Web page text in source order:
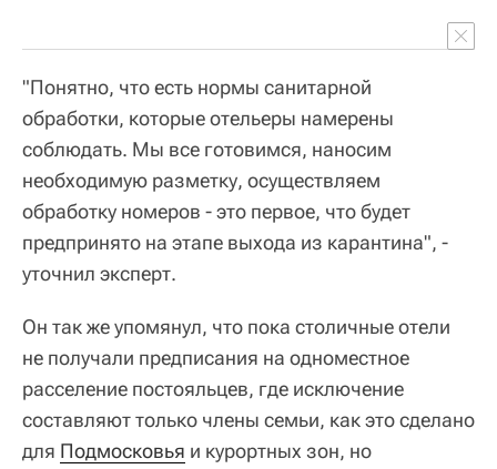
"Понятно, что есть нормы санитарной
обработки, которые отельеры намерены
соблюдать. Мы все готовимся, наносим
необходимую разметку, осуществляем
обработку номеров - это первое, что будет
предпринято на этапе выхода из карантина", -
уточнил эксперт.
Он так же упомянул, что пока столичные отели
не получали предписания на одноместное
расселение постояльцев, где исключение
составляют только члены семьи, как это сделано
для Подмосковья и курортных зон, но